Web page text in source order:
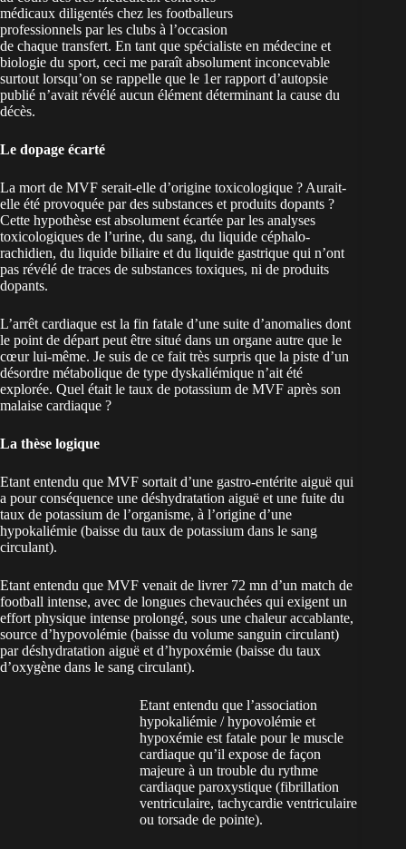
médicaux diligentés chez les footballeurs
professionnels par les clubs à l’occasion
de chaque transfert. En tant que spécialiste en médecine et
biologie du sport, ceci me paraît absolument inconcevable
surtout lorsqu’on se rappelle que le 1er rapport d’autopsie
publié n’avait révélé aucun élément déterminant la cause du
décès.
Le dopage écarté
La mort de MVF serait-elle d’origine toxicologique ? Aurait-
elle été provoquée par des substances et produits dopants ?
Cette hypothèse est absolument écartée par les analyses
toxicologiques de l’urine, du sang, du liquide céphalo-
rachidien, du liquide biliaire et du liquide gastrique qui n’ont
pas révélé de traces de substances toxiques, ni de produits
dopants.
L’arrêt cardiaque est la fin fatale d’une suite d’anomalies dont
le point de départ peut être situé dans un organe autre que le
cœur lui-même. Je suis de ce fait très surpris que la piste d’un
désordre métabolique de type dyskaliémique n’ait été
explorée. Quel était le taux de potassium de MVF après son
malaise cardiaque ?
La thèse logique
Etant entendu que MVF sortait d’une gastro-entérite aiguë qui
a pour conséquence une déshydratation aiguë et une fuite du
taux de potassium de l’organisme, à l’origine d’une
hypokaliémie (baisse du taux de potassium dans le sang
circulant).
Etant entendu que MVF venait de livrer 72 mn d’un match de
football intense, avec de longues chevauchées qui exigent un
effort physique intense prolongé, sous une chaleur accablante,
source d’hypovolémie (baisse du volume sanguin circulant)
par déshydratation aiguë et d’hypoxémie (baisse du taux
d’oxygène dans le sang circulant).
Etant entendu que l’association
hypokaliémie / hypovolémie et
hypoxémie est fatale pour le muscle
cardiaque qu’il expose de façon
majeure à un trouble du rythme
cardiaque paroxystique (fibrillation
ventriculaire, tachycardie ventriculaire
ou torsade de pointe).